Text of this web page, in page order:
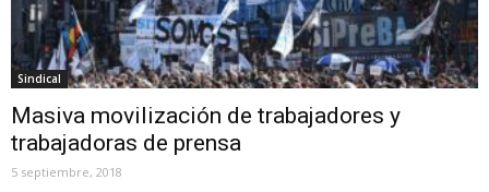
Sindical
Masiva movilización de trabajadores y
trabajadoras de prensa
5 septiembre, 2018